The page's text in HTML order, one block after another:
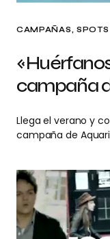
CAMPAÑAS SPOTS
campaña
Llega el verano y
campaña de